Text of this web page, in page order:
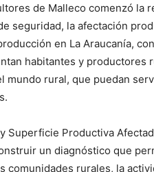
de Malleco comenzó la
seguridad, la afectación
en La Araucanía,
habitantes y productores
rural, que puedan
Superficie Productiva
un diagnóstico que
comunidades rurales, la